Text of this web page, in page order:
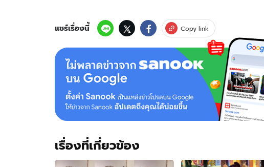
ส
แดน
ซ์
งาน
นี้
โฟกัส
ที่
แชร์เรื่องนี้ Copy link
เรื่องที่เกี่ยวข้อง